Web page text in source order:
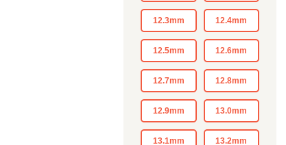
12.3mm 12.4mm
12.5mm 12.6mm
12.7mm 12.8mm
12.9mm 13.0mm
13.1mm 13.2mm